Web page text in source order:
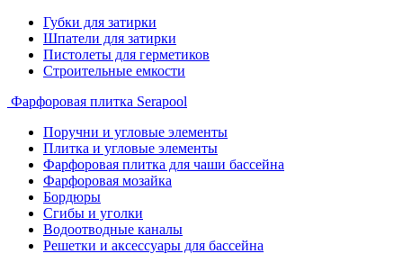
Губки для затирки
Шпатели для затирки
Пистолеты для герметиков
Строительные емкости
Фарфоровая плитка Serapool
Поручни и угловые элементы
Плитка и угловые элементы
Фарфоровая плитка для чаши бассейна
Фарфоровая мозайка
Бордюры
Сгибы и уголки
Водоотводные каналы
Решетки и аксессуары для бассейна